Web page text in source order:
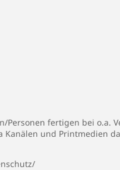
fertigen bei o.a.
Kanälen und Printmedien